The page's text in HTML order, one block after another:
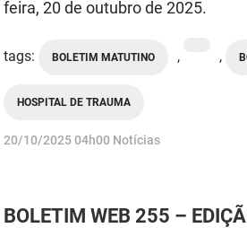
feira, 20 de outubro de 2025.
tags: BOLETIM MATUTINO , ,
HOSPITAL DE TRAUMA
publicado
20/10/202504h00 Notícias
BOLETIM WEB 255 –